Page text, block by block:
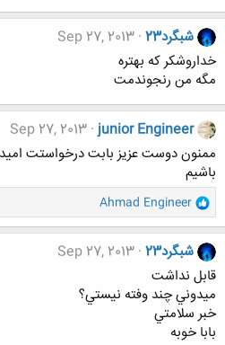
شبگرد23
Sep 27, 2013
خداروشكر كه بهتره
مگه من رنجوندمت
junior Engineer
Sep 27, 2013
ممنون دوست عزیز بابت درخواستت
باشیم
و
ا
ک
ن
ش
ه
ا
:
Ahmad Engineer
شبگرد23
Sep 27, 2013
قابل نداشت
ميدوني چند وفته نيستي؟
خبر سلامتي
بابا خوبه